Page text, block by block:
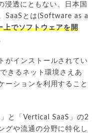
浸透にともない、日本国
SaaSとは(Software as a
上でソフトウェアを開
がインストールされてい
きるネット環境さえあ
ーションを利用すること
と「Vertical SaaS」の2
グや流通の分野に特化し